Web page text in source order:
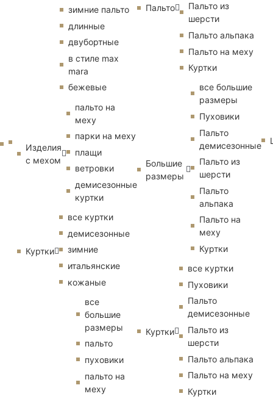
зимние пальто
длинные
двубортные
в стиле max
mara
бежевые
Изделия
с мехом
пальто на
меху
парки на меху
плащи
ветровки
демисезонные
куртки
Куртки
все куртки
демисезонные
зимние
итальянские
кожаные
все
большие
размеры
пальто
пуховики
пальто на
меху
Пальто
Пальто из
шерсти
Пальто альпака
Пальто на меху
Куртки
Большие
размеры
все большие
размеры
Пуховики
Пальто
демисезонные
Пальто из
шерсти
Пальто
альпака
Пальто на
меху
Куртки
Куртки
все куртки
Пуховики
Пальто
демисезонные
Пальто из
шерсти
Пальто альпака
Пальто на меху
Куртки